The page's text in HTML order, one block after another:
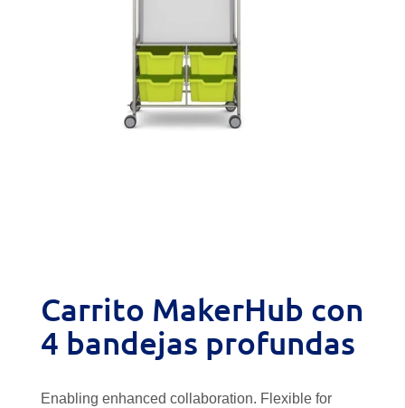
Carrito MakerHub con
4 bandejas profundas
Enabling enhanced collaboration. Flexible for